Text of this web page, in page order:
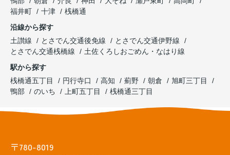
福井町
十津
桟橋通
沿線から探す
土讃線
とさでん交通後免線
とさでん交通伊野線
とさでん交通桟橋線
土佐くろしおごめん・なはり線
駅から探す
桟橋通五丁目
円行寺口 高知 薊野 朝倉
旭町三丁目
鴨部
のいち 上町五丁目 桟橋通三丁目
〒780-8019